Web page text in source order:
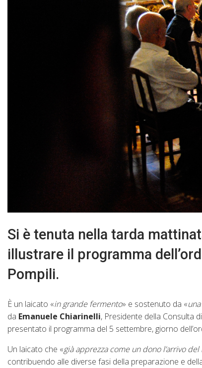
Si è tenuta nella tarda
illustrare il programma
Pompili.
È un laicato «in grande fermento» e sostenuto da «
da Emanuele Chiarinelli, Presidente della Consulta
presentato il programma del 5 settembre, giorno
Un laicato che «già apprezza come un dono l’arrivo del
contribuendo alle diverse fasi della preparazione e